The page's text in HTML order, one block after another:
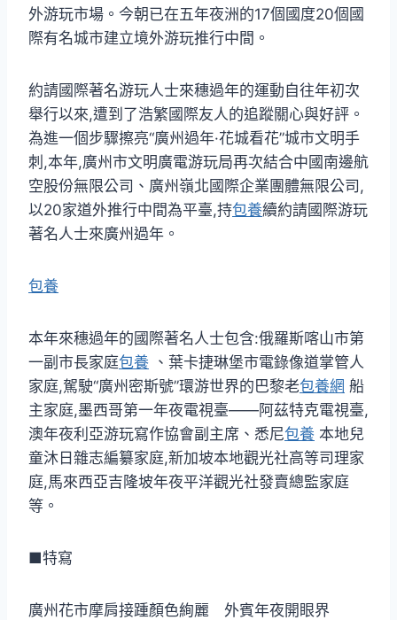
外游玩市場。今朝已在五年夜洲的17個國度20個國
際有名城市建立境外游玩推行中間。
約請國際著名游玩人士來穗過年的運動自往年初次
舉行以來,遭到了浩繁國際友人的追蹤關心與好評。
為進一個步驟擦亮“廣州過年·花城看花”城市文明手
刺,本年,廣州市文明廣電游玩局再次結合中國南邊航
空股份無限公司、廣州嶺北國際企業團體無限公司,
以20家道外推行中間為平臺,持包養續約請國際游玩
著名人士來廣州過年。
包養
本年來穗過年的國際著名人士包含:俄羅斯喀山市第
一副市長家庭包養 、葉卡捷琳堡市電錄像道掌管人
家庭,駕駛“廣州密斯號”環游世界的巴黎老包養網 船
主家庭,墨西哥第一年夜電視臺——阿茲特克電視臺,
澳年夜利亞游玩寫作協會副主席、悉尼包養 本地兒
童沐日雜志編纂家庭,新加坡本地觀光社高等司理家
庭,馬來西亞吉隆坡年夜平洋觀光社發賣總監家庭
等。
■特寫
廣州花市摩肩接踵顏色絢麗 外賓年夜開眼界